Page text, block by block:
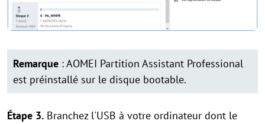
Remarque : AOMEI Partition Assistant Professional
est préinstallé sur le disque bootable.
Étape 3. Branchez l'USB à votre ordinateur dont le